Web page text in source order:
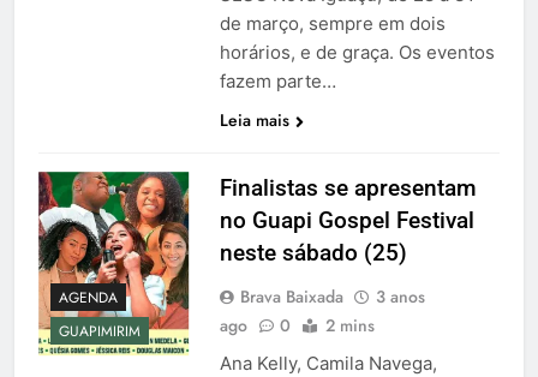
de março, sempre em dois
horários, e de graça. Os eventos
fazem parte…
Leia mais
AGENDA
GUAPIMIRIM
Finalistas se apresentam
no Guapi Gospel Festival
neste sábado (25)
Brava Baixada
3 anos
ago
0 2 mins
Ana Kelly, Camila Navega,